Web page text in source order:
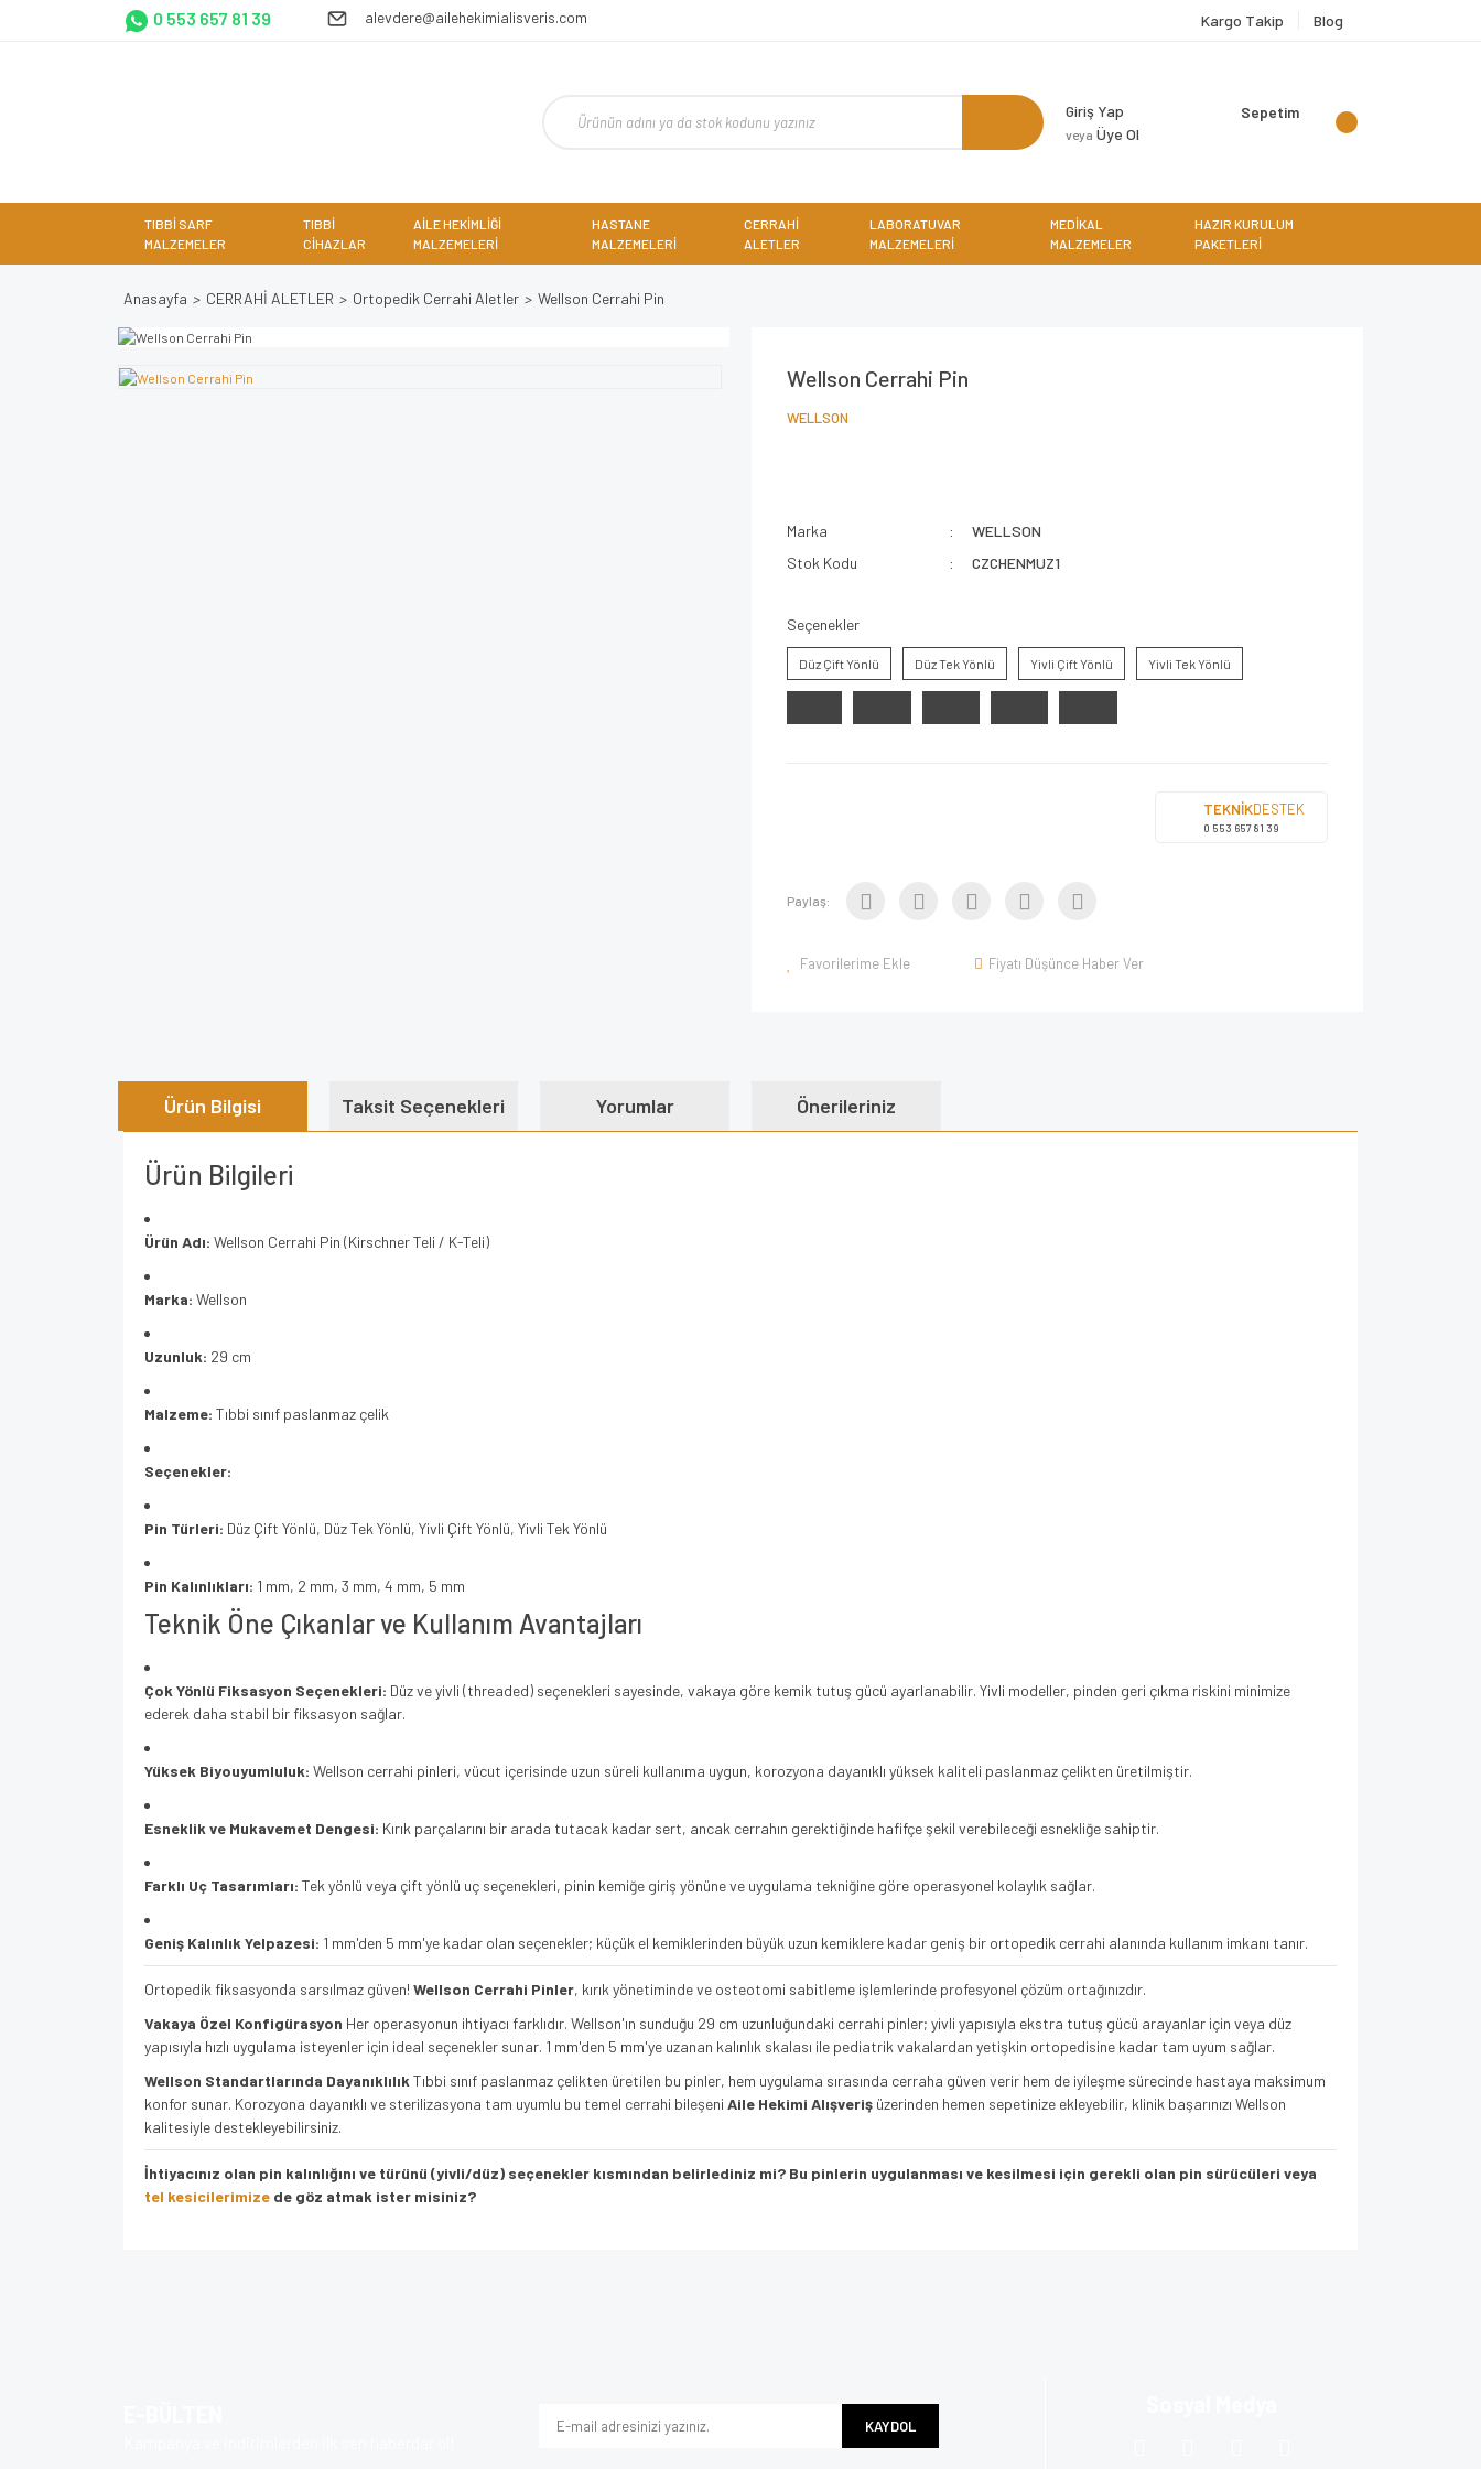
0 553 657 81 39 alevdere@ailehekimialisveris.com Kargo Takip Blog
Giriş Yap
veya Üye Ol
Sepetim
TIBBİ SARF
MALZEMELER
TIBBİ
CİHAZLAR
AİLE HEKİMLİĞİ
MALZEMELERİ
HASTANE
MALZEMELERİ
CERRAHİ
ALETLER
LABORATUVAR
MALZEMELERİ
MEDİKAL
MALZEMELER
HAZIR KURULUM
PAKETLERİ
Anasayfa CERRAHİ ALETLER Ortopedik Cerrahi Aletler Wellson Cerrahi Pin
Wellson Cerrahi Pin
WELLSON
Marka
WELLSON
Stok Kodu
CZCHENMUZ1
Seçenekler
Düz Çift Yönlü Düz Tek Yönlü Yivli Çift Yönlü Yivli Tek Yönlü
TEKNİKDESTEK
0 553 657 81 39
Paylaş:
Fiyatı Düşünce Haber Ver
Ürün Bilgisi Taksit Seçenekleri Yorumlar Önerileriniz
Ürün Bilgileri
Ürün Adı: Wellson Cerrahi Pin (Kirschner Teli / K-Teli)
Marka: Wellson
Uzunluk: 29 cm
Malzeme: Tıbbi sınıf paslanmaz çelik
Seçenekler:
Pin Türleri: Düz Çift Yönlü, Düz Tek Yönlü, Yivli Çift Yönlü, Yivli Tek Yönlü
Pin Kalınlıkları: 1 mm, 2 mm, 3 mm, 4 mm, 5 mm
Teknik Öne Çıkanlar ve Kullanım Avantajları
Çok Yönlü Fiksasyon Seçenekleri: Düz ve yivli (threaded) seçenekleri sayesinde, vakaya göre kemik tutuş gücü ayarlanabilir. Yivli modeller, pinden geri çıkma riskini minimize
ederek daha stabil bir fiksasyon sağlar.
Yüksek Biyouyumluluk: Wellson cerrahi pinleri, vücut içerisinde uzun süreli kullanıma uygun, korozyona dayanıklı yüksek kaliteli paslanmaz çelikten üretilmiştir.
Esneklik ve Mukavemet Dengesi: Kırık parçalarını bir arada tutacak kadar sert, ancak cerrahın gerektiğinde hafifçe şekil verebileceği esnekliğe sahiptir.
Farklı Uç Tasarımları: Tek yönlü veya çift yönlü uç seçenekleri, pinin kemiğe giriş yönüne ve uygulama tekniğine göre operasyonel kolaylık sağlar.
Geniş Kalınlık Yelpazesi: 1 mm'den 5 mm'ye kadar olan seçenekler; küçük el kemiklerinden büyük uzun kemiklere kadar geniş bir ortopedik cerrahi alanında kullanım imkanı tanır.
Ortopedik fiksasyonda sarsılmaz güven! Wellson Cerrahi Pinler, kırık yönetiminde ve osteotomi sabitleme işlemlerinde profesyonel çözüm ortağınızdır.
Vakaya Özel Konfigürasyon Her operasyonun ihtiyacı farklıdır. Wellson'ın sunduğu 29 cm uzunluğundaki cerrahi pinler; yivli yapısıyla ekstra tutuş gücü arayanlar için veya düz
yapısıyla hızlı uygulama isteyenler için ideal seçenekler sunar. 1 mm'den 5 mm'ye uzanan kalınlık skalası ile pediatrik vakalardan yetişkin ortopedisine kadar tam uyum sağlar.
Wellson Standartlarında Dayanıklılık Tıbbi sınıf paslanmaz çelikten üretilen bu pinler, hem uygulama sırasında cerraha güven verir hem de iyileşme sürecinde hastaya maksimum
konfor sunar. Korozyona dayanıklı ve sterilizasyona tam uyumlu bu temel cerrahi bileşeni Aile Hekimi Alışveriş üzerinden hemen sepetinize ekleyebilir, klinik başarınızı Wellson
kalitesiyle destekleyebilirsiniz.
İhtiyacınız olan pin kalınlığını ve türünü (yivli/düz) seçenekler kısmından belirlediniz mi? Bu pinlerin uygulanması ve kesilmesi için gerekli olan pin sürücüleri veya
tel kesicilerimize de göz atmak ister misiniz?
KAYDOL